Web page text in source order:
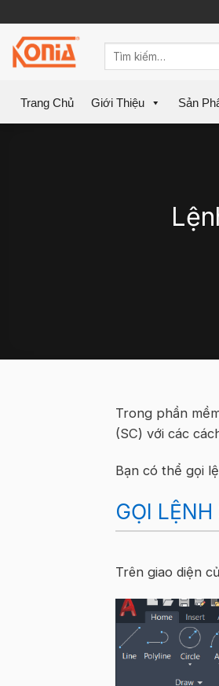
content
Trang Chủ Giới Thiệu Sản
Trong phần
(SC) với các
Bạn có thể gọi
GỌI
Trên giao diện